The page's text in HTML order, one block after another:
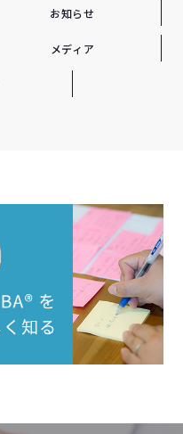
お知らせ
メディア